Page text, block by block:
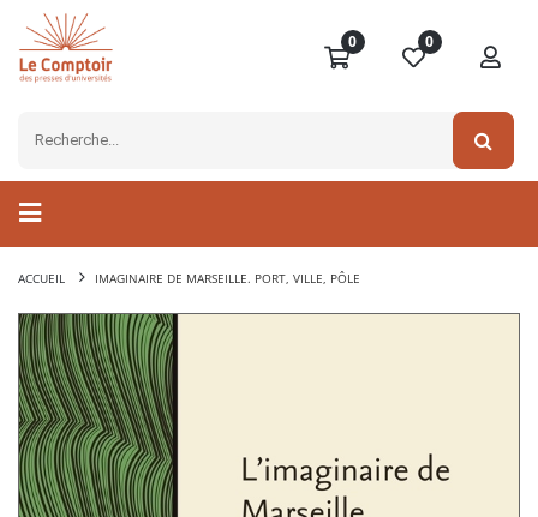
0 0
ACCUEIL IMAGINAIRE DE MARSEILLE. PORT, VILLE, PÔLE